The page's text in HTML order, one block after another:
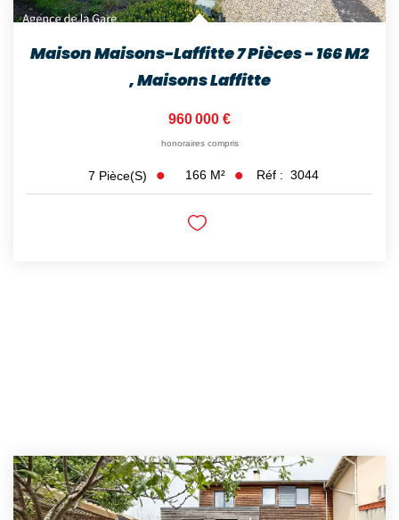
Maison Maisons-Laffitte 7 Pièces - 166 M2
,Maisons Laffitte
960 000 €
honoraires compris
7 Pièce(s) 166 M² Réf : 3044